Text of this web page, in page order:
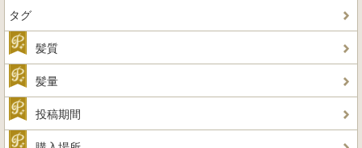
タグ
髪質
髪量
投稿期間